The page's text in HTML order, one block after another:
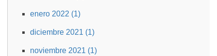
enero 2022 (1)
diciembre 2021 (1)
noviembre 2021 (1)